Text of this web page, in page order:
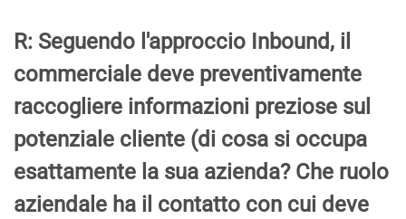
R: Seguendo l'approccio Inbound, il
commerciale deve preventivamente
raccogliere informazioni preziose sul
potenziale cliente (di cosa si occupa
esattamente la sua azienda? Che ruolo
aziendale ha il contatto con cui deve